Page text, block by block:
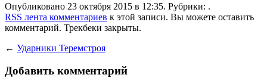
Опубликовано 23 октября 2015 в 12:35. Рубрики: .
RSS лента комментариев к этой записи. Вы можете оставить
комментарий. Трекбеки закрыты.
← Ударники Теремстроя
Добавить комментарий